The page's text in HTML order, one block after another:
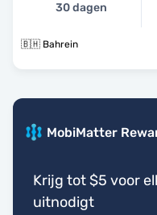
30 dagen
🇧🇭 Bahrein
MobiMatter
Krijg tot $5 voor
uitnodigt